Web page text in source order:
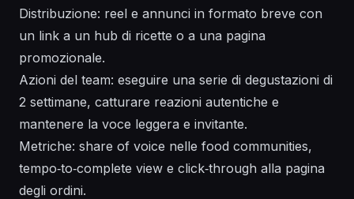
Distribuzione: reel e annunci in formato breve con
un link a un hub di ricette o a una pagina
promozionale.
Azioni del team: eseguire una serie di degustazioni di
2 settimane, catturare reazioni autentiche e
mantenere la voce leggera e invitante.
Metriche: share of voice nelle food communities,
tempo‑to‑complete view e click‑through alla pagina
degli ordini.